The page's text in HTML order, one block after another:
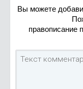
Вы можете
правописание